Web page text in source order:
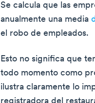
Se calcula que las
anualmente una media
el robo de empleados.
Esto no significa que
todo momento como
ilustra claramente lo